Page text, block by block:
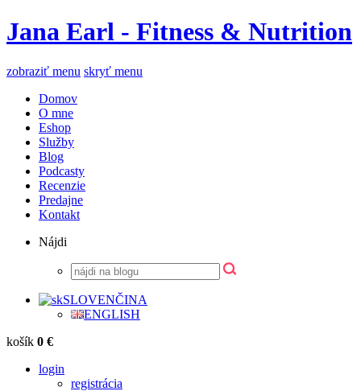
Jana Earl - Fitness & Nutrition
zobraziť menu skryť menu
Domov
O mne
Eshop
Služby
Blog
Podcasty
Recenzie
Predajne
Kontakt
Nájdi
SLOVENČINA
ENGLISH
košík 0 €
login
registrácia